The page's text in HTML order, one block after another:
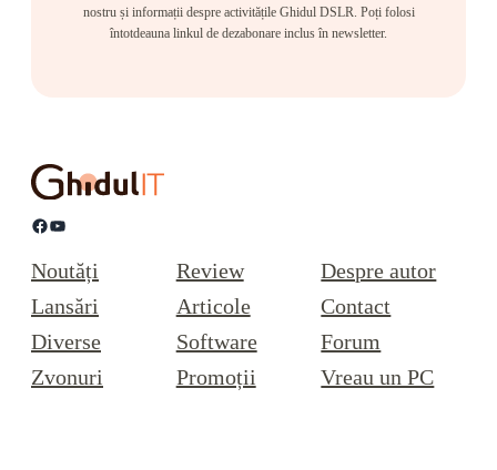
nostru și informații despre activitățile Ghidul DSLR. Poți folosi
întotdeauna linkul de dezabonare inclus în newsletter.
Facebook YouTube
Noutăți
Lansări
Diverse
Zvonuri
Review
Articole
Software
Promoții
Despre autor
Contact
Forum
Vreau un PC